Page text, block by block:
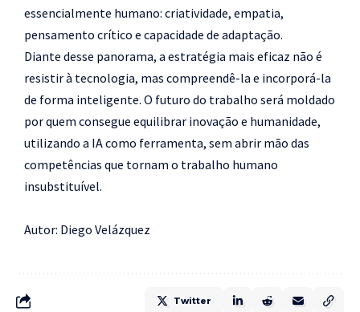
essencialmente humano: criatividade, empatia,
pensamento crítico e capacidade de adaptação.
Diante desse panorama, a estratégia mais eficaz não é
resistir à tecnologia, mas compreendê-la e incorporá-la
de forma inteligente. O futuro do trabalho será moldado
por quem consegue equilibrar inovação e humanidade,
utilizando a IA como ferramenta, sem abrir mão das
competências que tornam o trabalho humano
insubstituível.
Autor: Diego Velázquez
Twitter